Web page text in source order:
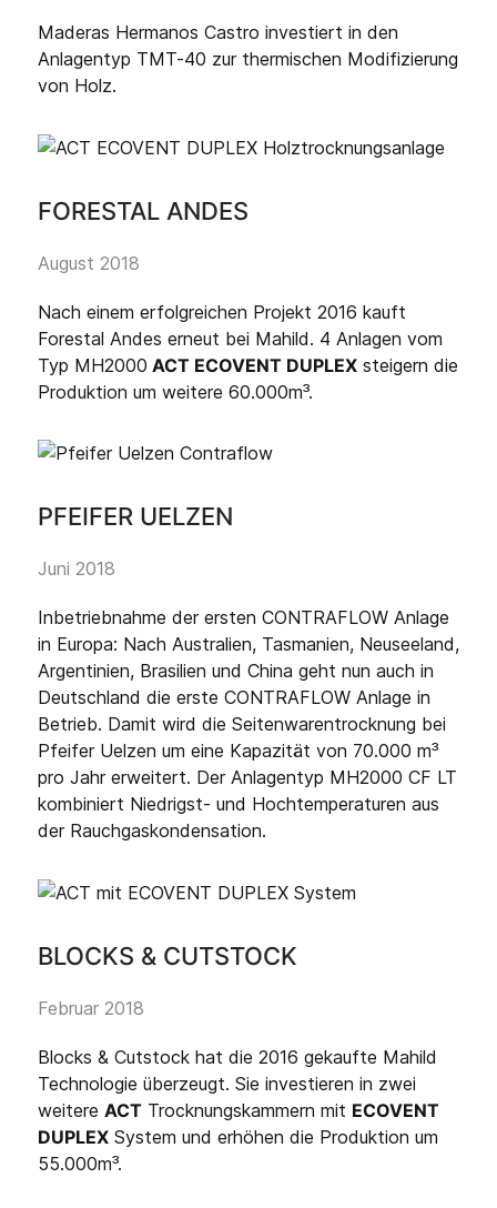
Maderas Hermanos Castro investiert in den
Anlagentyp TMT-40 zur thermischen Modifizierung
von Holz.
FORESTAL ANDES
August 2018
Nach einem erfolgreichen Projekt 2016 kauft
Forestal Andes erneut bei Mahild. 4 Anlagen vom
Typ MH2000 ACT ECOVENT DUPLEX steigern die
Produktion um weitere 60.000m³.
PFEIFER UELZEN
Juni 2018
Inbetriebnahme der ersten CONTRAFLOW Anlage
in Europa: Nach Australien, Tasmanien, Neuseeland,
Argentinien, Brasilien und China geht nun auch in
Deutschland die erste CONTRAFLOW Anlage in
Betrieb. Damit wird die Seitenwarentrocknung bei
Pfeifer Uelzen um eine Kapazität von 70.000 m³
pro Jahr erweitert. Der Anlagentyp MH2000 CF LT
kombiniert Niedrigst- und Hochtemperaturen aus
der Rauchgaskondensation.
BLOCKS & CUTSTOCK
Februar 2018
Blocks & Cutstock hat die 2016 gekaufte Mahild
Technologie überzeugt. Sie investieren in zwei
weitere ACT Trocknungskammern mit ECOVENT
DUPLEX System und erhöhen die Produktion um
55.000m³.